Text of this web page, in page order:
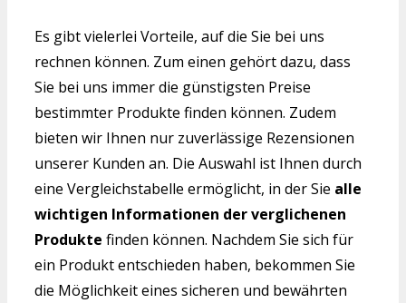
Es gibt vielerlei Vorteile, auf die Sie bei uns
rechnen können. Zum einen gehört dazu, dass
Sie bei uns immer die günstigsten Preise
bestimmter Produkte finden können. Zudem
bieten wir Ihnen nur zuverlässige Rezensionen
unserer Kunden an. Die Auswahl ist Ihnen durch
eine Vergleichstabelle ermöglicht, in der Sie alle
wichtigen Informationen der verglichenen
Produkte finden können. Nachdem Sie sich für
ein Produkt entschieden haben, bekommen Sie
die Möglichkeit eines sicheren und bewährten